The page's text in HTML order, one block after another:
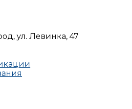
ул. Левинка, 47